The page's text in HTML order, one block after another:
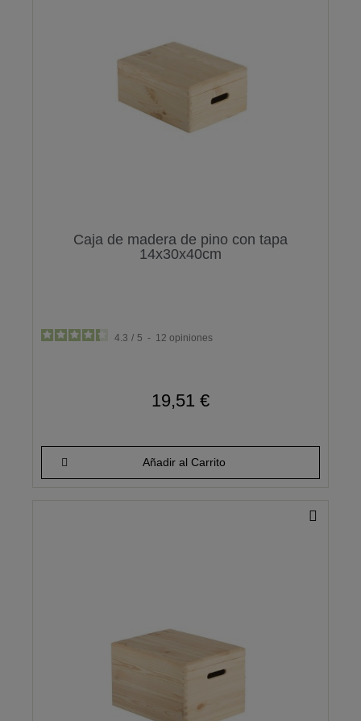
Caja de madera de pino con tapa
14x30x40cm
4.3 / 5 - 12 opiniones
19,51 €
Añadir al Carrito